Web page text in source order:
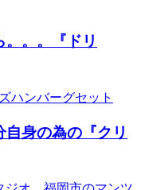
。。『ドリ
身の為の『クリ